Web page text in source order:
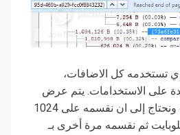
تستخدمه كل الاضافات،
على الاستخدامات. يتم عرض
الوحدات بمقدار البايت ونحتاج إلى ان نقسمه على 1024
ثم نقسمه مرة أخرى بـ